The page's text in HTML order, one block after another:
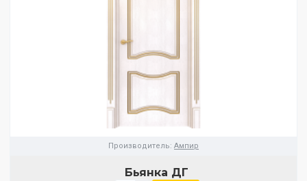
Производитель: Ампир
Бьянка ДГ